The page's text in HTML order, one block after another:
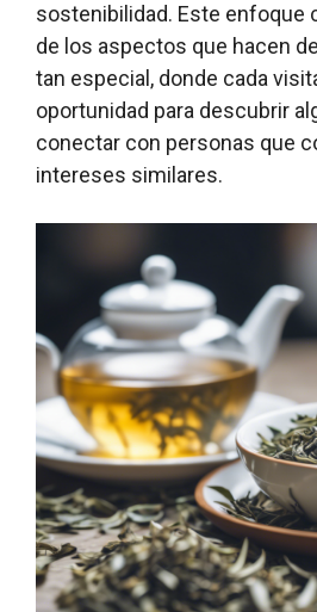
sostenibilidad. Este enfoque
de los aspectos que hacen
tan especial, donde cada
oportunidad para descubrir
conectar con personas que
intereses similares.